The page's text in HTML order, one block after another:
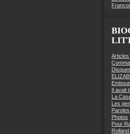
Disques
Il avait
La
Les
Photos
Pour